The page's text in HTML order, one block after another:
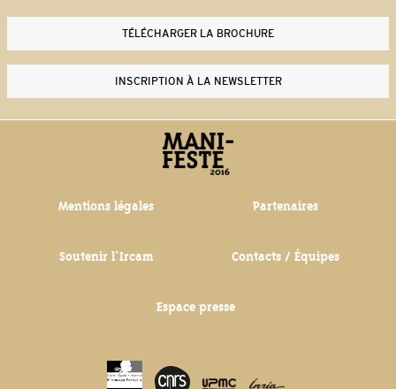
Yan Maresz - Tutti (2013)
Philippe Leroux - Quid sit musicus? (2013-2014)
TÉLÉCHARGER LA BROCHURE
INSCRIPTION À LA NEWSLETTER
Mentions légales Partenaires
Soutenir l'Ircam Contacts / Équipes
Espace presse